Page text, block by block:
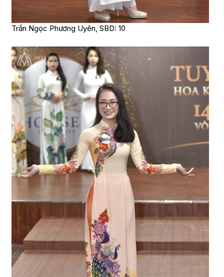
Trần Ngọc Phương Uyên, SBD: 10